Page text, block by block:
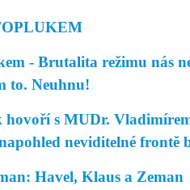
- Brutalita režimu nás
to. Neuhnu!
s MUDr.
neviditelné frontě
Havel, Klaus a Zeman